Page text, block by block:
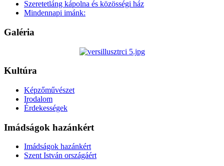
Szeretetláng kápolna és közösségi ház
Mindennapi imánk:
Galéria
Kultúra
Képzőművészet
Irodalom
Érdekességek
Imádságok hazánkért
Imádságok hazánkért
Szent István országáért